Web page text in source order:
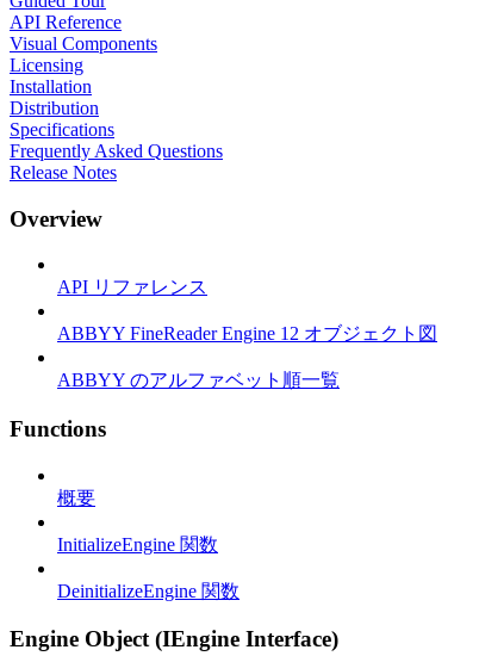
API Reference
Visual Components
Licensing
Installation
Distribution
Specifications
Frequently Asked Questions
Release Notes
Overview
API リファレンス
ABBYY FineReader Engine 12 オブジェクト図
ABBYY のアルファベット順一覧
Functions
概要
InitializeEngine 関数
DeinitializeEngine 関数
Engine Object (IEngine Interface)